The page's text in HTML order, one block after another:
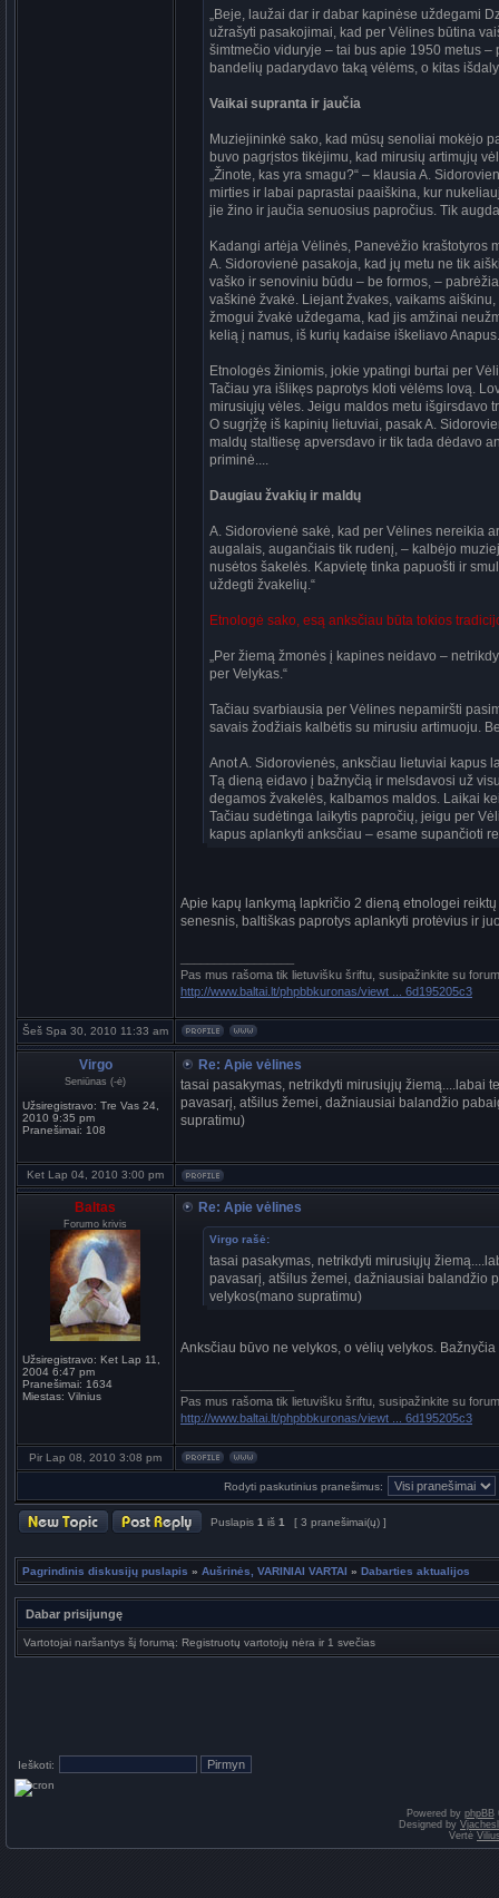
„Beje, laužai dar ir dabar kapinėse uždegami
užrašyti pasakojimai, kad per Vėlines būtina
šimtmečio viduryje – tai bus apie 1950 metus
bandelių padarydavo taką vėlėms, o kitas
Vaikai supranta ir jaučia
Muziejininkė sako, kad mūsų senoliai mokėjo
buvo pagrįstos tikėjimu, kad mirusių artimųjų
„Žinote, kas yra smagu?“ – klausia A.
mirties ir labai paprastai paaiškina, kur
jie žino ir jaučia senuosius papročius. Tik
Kadangi artėja Vėlinės, Panevėžio kraštotyros
A. Sidorovienė pasakoja, kad jų metu ne tik
vaško ir senoviniu būdu – be formos, –
vaškinė žvakė. Liejant žvakes, vaikams
žmogui žvakė uždegama, kad jis amžinai
kelią į namus, iš kurių kadaise iškeliavo
Etnologės žiniomis, jokie ypatingi burtai per
Tačiau yra išlikęs paprotys kloti vėlėms lovą.
mirusiųjų vėles. Jeigu maldos metu išgirsdavo
O sugrįžę iš kapinių lietuviai, pasak A.
maldų staltiesę apversdavo ir tik tada dėdavo
priminė....
Daugiau žvakių ir maldų
A. Sidorovienė sakė, kad per Vėlines nereikia
augalais, augančiais tik rudenį, – kalbėjo
nusėtos šakelės. Kapvietę tinka papuošti ir
uždegti žvakelių.“
Etnologė sako, esą anksčiau būta tokios
„Per žiemą žmonės į kapines neidavo –
per Velykas.“
Tačiau svarbiausia per Vėlines nepamiršti
savais žodžiais kalbėtis su mirusiu artimuoju.
Anot A. Sidorovienės, anksčiau lietuviai kapus
Tą dieną eidavo į bažnyčią ir melsdavosi už
degamos žvakelės, kalbamos maldos. Laikai
Tačiau sudėtinga laikytis papročių, jeigu per
kapus aplankyti anksčiau – esame supančioti
Apie kapų lankymą lapkričio 2 dieną etnologei
senesnis, baltiškas paprotys aplankyti protėvius ir
Pas mus rašoma tik lietuvišku šriftu, susipažinkite su
http://www.baltai.lt/phpbbkuronas/viewt ... 6d195205c3
Šeš Spa 30, 2010 11:33 am
Virgo
Seniūnas (-ė)
Užsiregistravo: Tre Vas 24,
2010 9:35 pm
Pranešimai: 108
Re: Apie vėlines
tasai pasakymas, netrikdyti mirusiųjų žiemą....labai
pavasarį, atšilus žemei, dažniausiai balandžio
supratimu)
Ket Lap 04, 2010 3:00 pm
Baltas
Forumo krivis
Užsiregistravo: Ket Lap 11,
2004 6:47 pm
Pranešimai: 1634
Miestas: Vilnius
Re: Apie vėlines
Virgo rašė:
tasai pasakymas, netrikdyti mirusiųjų
pavasarį, atšilus žemei, dažniausiai balandžio
velykos(mano supratimu)
Anksčiau būvo ne velykos, o vėlių velykos.
Pas mus rašoma tik lietuvišku šriftu, susipažinkite su
http://www.baltai.lt/phpbbkuronas/viewt ... 6d195205c3
Pir Lap 08, 2010 3:08 pm
Rodyti paskutinius pranešimus:
Puslapis 1 iš 1 [ 3 pranešimai(ų) ]
Pagrindinis diskusijų puslapis » Aušrinės, VARINIAI VARTAI » Dabarties aktualijos
Dabar prisijungę
Vartotojai naršantys šį forumą: Registruotų vartotojų nėra ir 1 svečias
Ieškoti:
Powered by phpBB
Designed by
Vertė